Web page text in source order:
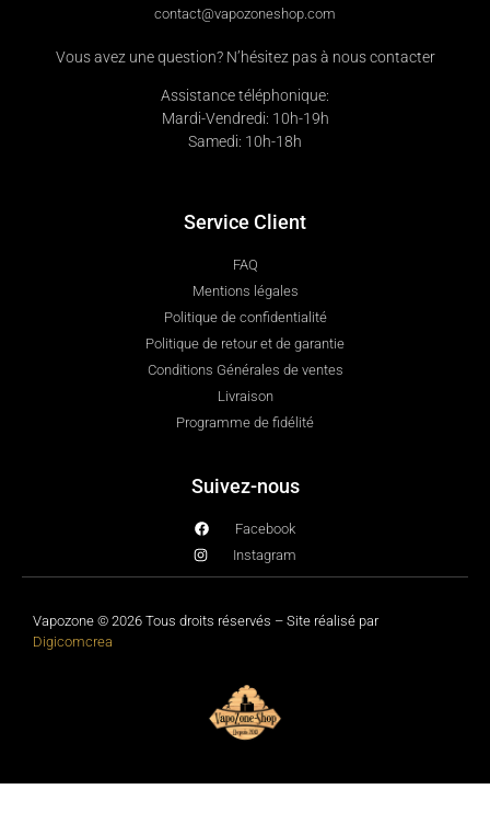
contact@vapozoneshop.com
Vous avez une question? N’hésitez pas à nous contacter
Assistance téléphonique:
Mardi-Vendredi: 10h-19h
Samedi: 10h-18h
Service Client
FAQ
Mentions légales
Politique de confidentialité
Politique de retour et de garantie
Conditions Générales de ventes
Livraison
Programme de fidélité
Suivez-nous
Facebook
Instagram
Vapozone © 2026 Tous droits réservés – Site réalisé par
Digicomcrea